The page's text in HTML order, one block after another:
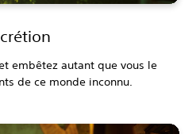
embêtez autant que vous le
de ce monde inconnu.